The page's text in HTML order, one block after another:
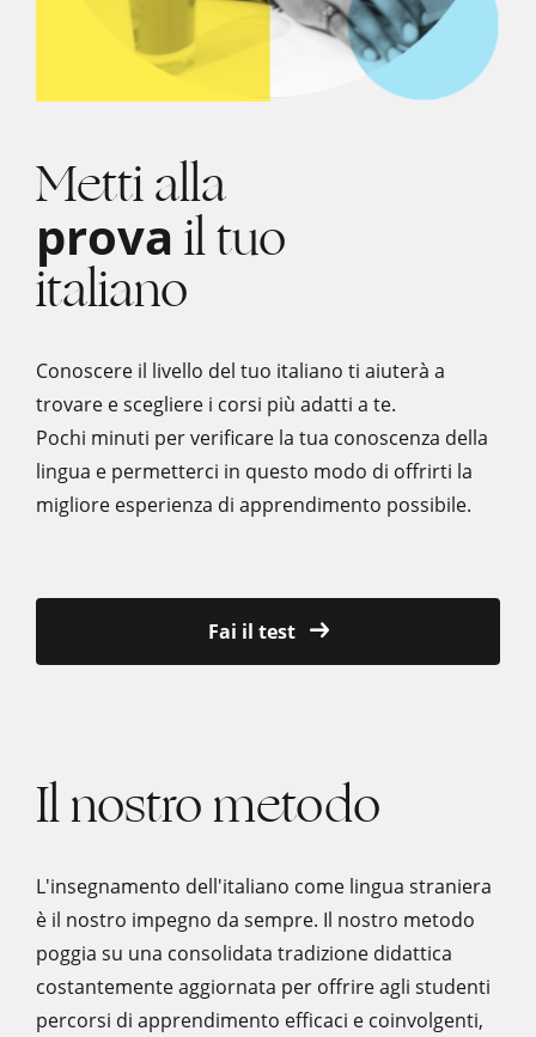
Metti alla
prova il tuo
italiano
Conoscere il livello del tuo italiano ti aiuterà a
trovare e scegliere i corsi più adatti a te.
Pochi minuti per verificare la tua conoscenza della
lingua e permetterci in questo modo di offrirti la
migliore esperienza di apprendimento possibile.
Fai il test
Il nostro metodo
L'insegnamento dell'italiano come lingua straniera
è il nostro impegno da sempre. Il nostro metodo
poggia su una consolidata tradizione didattica
costantemente aggiornata per offrire agli studenti
percorsi di apprendimento efficaci e coinvolgenti,